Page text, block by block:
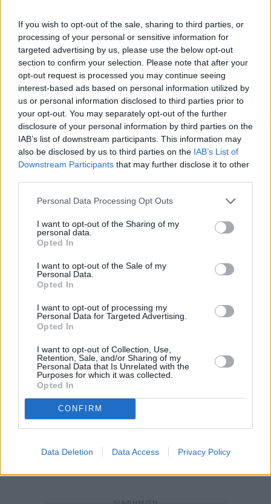
If you wish to opt-out of the sale, sharing to third parties, or
processing of your personal or sensitive information for
targeted advertising by us, please use the below opt-out
section to confirm your selection. Please note that after your
opt-out request is processed you may continue seeing
interest-based ads based on personal information utilized by
us or personal information disclosed to third parties prior to
your opt-out. You may separately opt-out of the further
disclosure of your personal information by third parties on the
IAB’s list of downstream participants. This information may
also be disclosed by us to third parties on the IAB’s List of
Downstream Participants that may further disclose it to other
Personal Data Processing Opt Outs
I want to opt-out of the Sharing of my
personal data.
Opted In
I want to opt-out of the Sale of my
Personal Data.
Opted In
I want to opt-out of processing my
Personal Data for Targeted Advertising.
Opted In
I want to opt-out of Collection, Use,
Retention, Sale, and/or Sharing of my
Personal Data that Is Unrelated with the
Purposes for which it was collected.
Opted In
CONFIRM
Data Deletion Data Access Privacy Policy
θέση του Υπουργού Υποδομών και Μεταφορών. Είναι
αυτό που νιώθω καθήκον μου να πράξω ως ελάχιστη
ένδειξη σεβασμού στη μνήμη των ανθρώπων που
έφυγαν τόσο άδικα και αναλαμβάνοντας την ευθύνη
για τα διαχρονικά λάθη του ελληνικού κράτους και
του πολιτικού συστήματος.
φορά την οδύνη μου και τη συμπαράστασή μου στις